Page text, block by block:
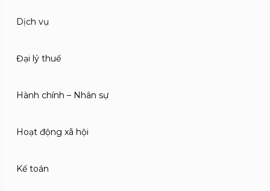
Dịch vụ
Đại lý thuế
Hành chính – Nhân sự
Hoạt động xã hội
Kế toán